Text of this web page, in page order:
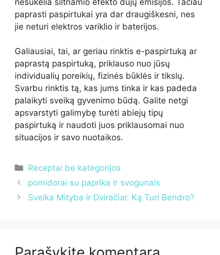
paprasti paspirtukai yra dar draugiškesni, nes
jie neturi elektros variklio ir baterijos.
Galiausiai, tai, ar geriau rinktis e-paspirtuką ar
paprastą paspirtuką, priklauso nuo jūsų
individualių poreikių, fizinės būklės ir tikslų.
Svarbu rinktis tą, kas jums tinka ir kas padeda
palaikyti sveiką gyvenimo būdą. Galite netgi
apsvarstyti galimybę turėti abiejų tipų
paspirtuką ir naudoti juos priklausomai nuo
situacijos ir savo nuotaikos.
Kategorijos
Receptai be kategorijos
pomidorai su paprika ir svogunais
Sveika Mityba ir Dviračiai: Ką Turi Bendro?